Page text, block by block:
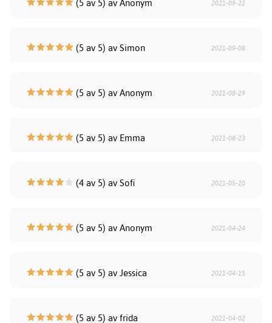
(5 av 5) av Anonym 2021-09-22
(5 av 5) av Simon 2021-09-08
(5 av 5) av Anonym 2021-08-29
(5 av 5) av Emma 2021-08-23
(4 av 5) av Sofi 2021-05-20
(5 av 5) av Anonym 2021-04-24
(5 av 5) av Jessica 2021-04-15
(5 av 5) av frida 2021-04-02